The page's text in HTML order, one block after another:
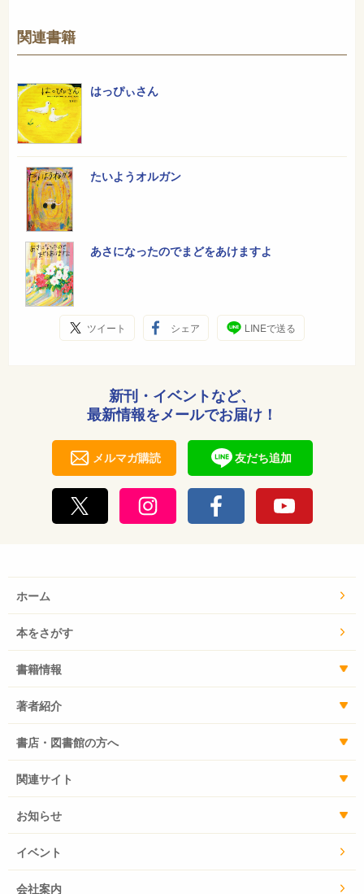
関連書籍
はっぴぃさん
たいようオルガン
あさになったのでまどをあけますよ
ツイート シェア LINEで送る
新刊・イベントなど、
最新情報をメールでお届け！
メルマガ購読 友だち追加
ホーム
本をさがす
書籍情報
著者紹介
書店・図書館の方へ
関連サイト
お知らせ
イベント
会社案内